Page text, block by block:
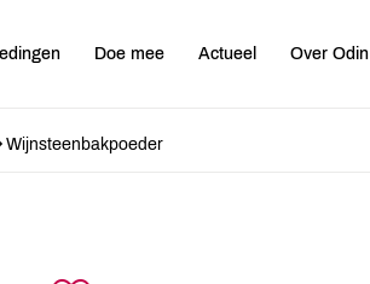
Doe mee Actueel Over Odin
Wijnsteenbakpoeder